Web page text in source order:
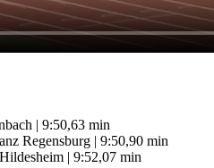
| 9:50,63 min
Regensburg | 9:50,90 min
| 9:52,07 min